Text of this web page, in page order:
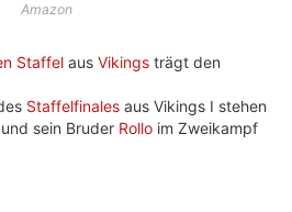
Amazon
Staffel aus Vikings trägt den
Staffelfinales aus Vikings Ⅰ stehen
und sein Bruder Rollo im Zweikampf